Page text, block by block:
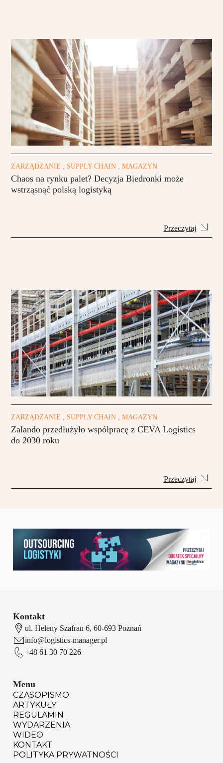
ZARZĄDZANIE , SUPPLY CHAIN , MAGAZYN
Chaos na rynku palet? Decyzja Biedronki może
wstrząsnąć polską logistyką
Przeczytaj
ZARZĄDZANIE , SUPPLY CHAIN , MAGAZYN
Zalando przedłużyło współpracę z CEVA Logistics
do 2030 roku
Przeczytaj
Kontakt
ul. Heleny Szafran 6, 60-693 Poznań
info@logistics-manager.pl
+48 61 30 70 226
Menu
CZASOPISMO
ARTYKUŁY
REGULAMIN
WYDARZENIA
WIDEO
KONTAKT
POLITYKA PRYWATNOŚCI